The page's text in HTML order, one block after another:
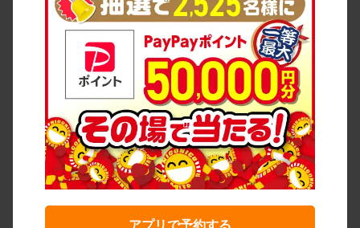
アプリで予約する